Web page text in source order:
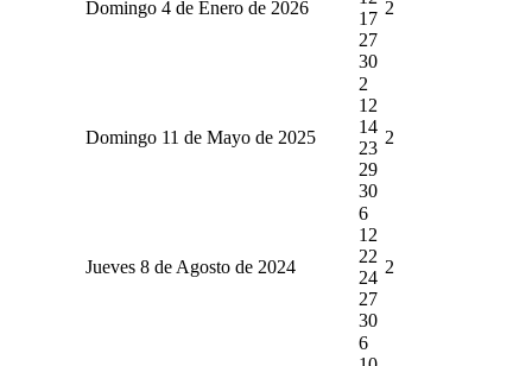
Domingo 4 de Enero de 2026
17
27
30
2
Domingo 11 de Mayo de 2025
2
12
14
23
29
30
2
Jueves 8 de Agosto de 2024
6
12
22
24
27
30
2
6